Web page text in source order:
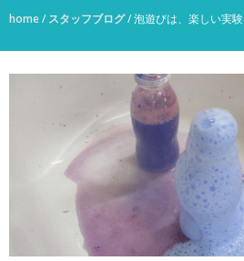
home/ スタッフブログ/泡遊びは、楽しい実験